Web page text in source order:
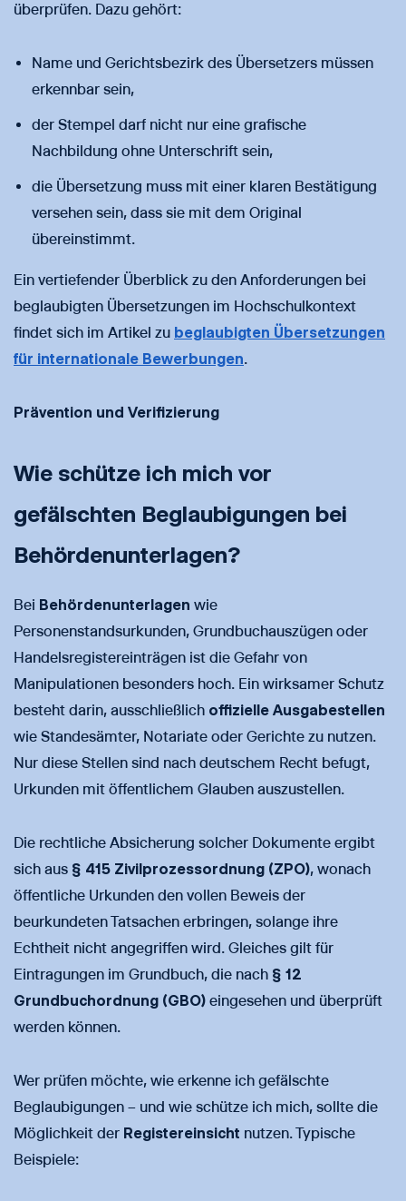
überprüfen. Dazu gehört:
Name und Gerichtsbezirk des Übersetzers müssen
erkennbar sein,
der Stempel darf nicht nur eine grafische
Nachbildung ohne Unterschrift sein,
die Übersetzung muss mit einer klaren Bestätigung
versehen sein, dass sie mit dem Original
übereinstimmt.
Ein vertiefender Überblick zu den Anforderungen bei
beglaubigten Übersetzungen im Hochschulkontext
findet sich im Artikel zu beglaubigten Übersetzungen
für internationale Bewerbungen.
Prävention und Verifizierung
Wie schütze ich mich vor
gefälschten Beglaubigungen bei
Behördenunterlagen?
Bei Behördenunterlagen wie
Personenstandsurkunden, Grundbuchauszügen oder
Handelsregistereinträgen ist die Gefahr von
Manipulationen besonders hoch. Ein wirksamer Schutz
besteht darin, ausschließlich offizielle Ausgabestellen
wie Standesämter, Notariate oder Gerichte zu nutzen.
Nur diese Stellen sind nach deutschem Recht befugt,
Urkunden mit öffentlichem Glauben auszustellen.
Die rechtliche Absicherung solcher Dokumente ergibt
sich aus § 415 Zivilprozessordnung (ZPO), wonach
öffentliche Urkunden den vollen Beweis der
beurkundeten Tatsachen erbringen, solange ihre
Echtheit nicht angegriffen wird. Gleiches gilt für
Eintragungen im Grundbuch, die nach § 12
Grundbuchordnung (GBO) eingesehen und überprüft
werden können.
Wer prüfen möchte, wie erkenne ich gefälschte
Beglaubigungen – und wie schütze ich mich, sollte die
Möglichkeit der Registereinsicht nutzen. Typische
Beispiele: